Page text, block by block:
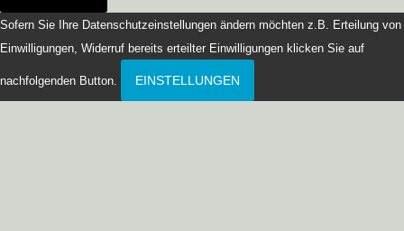
Sofern Sie Ihre Datenschutzeinstellungen ändern möchten z.B. Erteilung von
Einwilligungen, Widerruf bereits erteilter Einwilligungen klicken Sie auf
nachfolgenden Button. EINSTELLUNGEN